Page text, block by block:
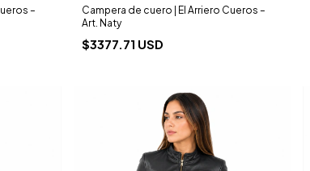
–
Campera de cuero | El Arriero Cueros –
Art. Naty
$3377.71 USD